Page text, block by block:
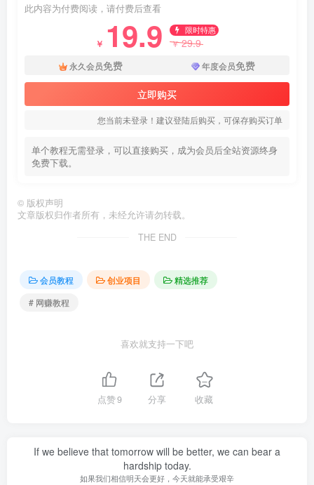
此内容为付费阅读，请付费后查看
￥ 19.9 限时特惠
￥29.9
永久会员免费 年度会员免费
立即购买
您当前未登录！建议登陆后购买，可保存购买订单
单个教程无需登录，可以直接购买，成为会员后全站资源终身
免费下载。
© 版权声明
文章版权归作者所有，未经允许请勿转载。
THE END
会员教程 创业项目
精选推荐
# 网赚教程
喜欢就支持一下吧
点赞9 分享 收藏
If we believe that tomorrow will be better, we can bear a
hardship today.
如果我们相信明天会更好，今天就能承受艰辛